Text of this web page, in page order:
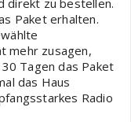
direkt zu bestellen.
Paket erhalten.
mehr zusagen,
Tagen das Paket
das Haus
Radio